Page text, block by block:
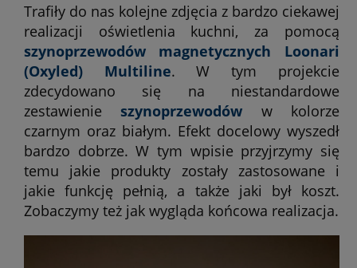
Trafiły do nas kolejne zdjęcia z bardzo ciekawej
realizacji oświetlenia kuchni, za pomocą
szynoprzewodów magnetycznych Loonari
(Oxyled) Multiline. W tym projekcie
zdecydowano się na niestandardowe
zestawienie szynoprzewodów w kolorze
czarnym oraz białym. Efekt docelowy wyszedł
bardzo dobrze. W tym wpisie przyjrzymy się
temu jakie produkty zostały zastosowane i
jakie funkcję pełnią, a także jaki był koszt.
Zobaczymy też jak wygląda końcowa realizacja.